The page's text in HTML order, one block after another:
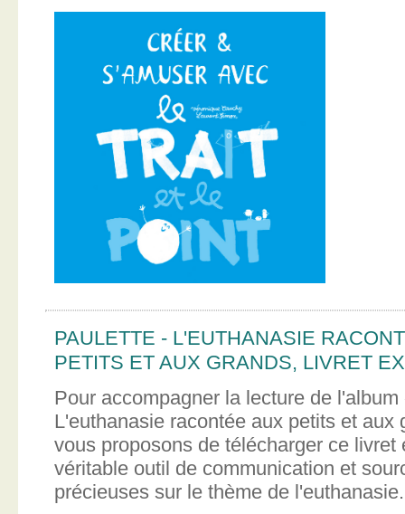
PAULETTE - L'EUTHANASIE
PETITS ET AUX GRANDS, LIVRET
Pour accompagner la lecture de
L'euthanasie racontée aux petits et aux
vous proposons de télécharger ce livret
véritable outil de communication et
précieuses sur le thème de l'euthanasie.